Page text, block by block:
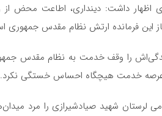
اظهار داشت: دینداری، اطاعت محض
این فرمانده ارتش نظام مقدس جمهوری
را وقف خدمت به نظام مقدس
عرصه خدمت هیچگاه احساس خستگی نکرد.
لرستان شهید صیادشیرازی را مرد